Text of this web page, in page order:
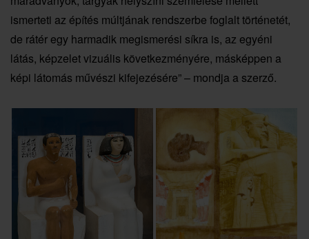
ismerteti az építés múltjának rendszerbe foglalt történetét,
de rátér egy harmadik megismerési síkra is, az egyéni
látás, képzelet vizuális következményére, másképpen a
képi látomás művészi kifejezésére” – mondja a szerző.